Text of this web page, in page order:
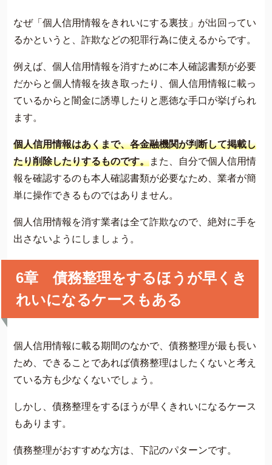
なぜ「個人信用情報をきれいにする裏技」が出回ってい
るかというと、詐欺などの犯罪行為に使えるからです。
例えば、個人信用情報を消すために本人確認書類が必要
だからと個人情報を抜き取ったり、個人信用情報に載っ
ているからと闇金に誘導したりと悪徳な手口が挙げられ
ます。
個人信用情報はあくまで、各金融機関が判断して掲載し
たり削除したりするものです。また、自分で個人信用情
報を確認するのも本人確認書類が必要なため、業者が簡
単に操作できるものではありません。
個人信用情報を消す業者は全て詐欺なので、絶対に手を
出さないようにしましょう。
6章 債務整理をするほうが早くき
れいになるケースもある
個人信用情報に載る期間のなかで、債務整理が最も長い
ため、できることであれば債務整理はしたくないと考え
ている方も少なくないでしょう。
しかし、債務整理をするほうが早くきれいになるケース
もあります。
債務整理がおすすめな方は、下記のパターンです。